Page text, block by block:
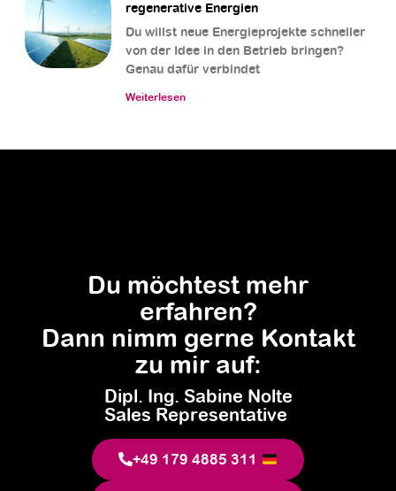
regenerative Energien
Du willst neue Energieprojekte schneller
von der Idee in den Betrieb bringen?
Genau dafür verbindet
Weiterlesen
Du möchtest mehr
erfahren?
Dann nimm gerne Kontakt
zu mir auf:
Dipl. Ing. Sabine Nolte
Sales Representative
+49 179 4885 311